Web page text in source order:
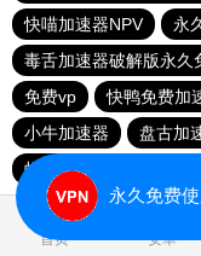
快喵加速器NPV
永
毒舌加速器破解版永久
免费vp
快鸭免费加
小牛加速器
盘古加
蚂蚁加速官网
首页 安卓
永久免费